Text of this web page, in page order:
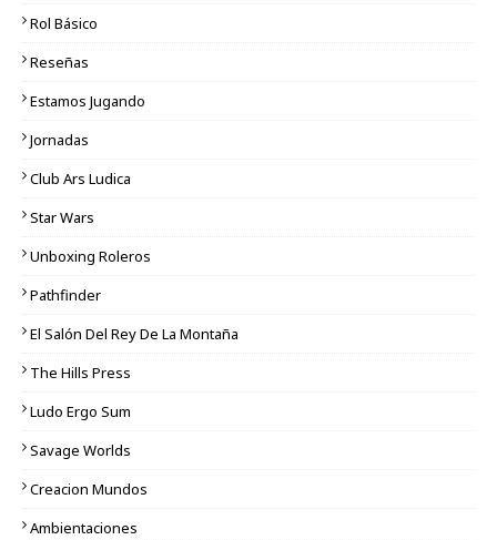
Rol Básico
Reseñas
Estamos Jugando
Jornadas
Club Ars Ludica
Star Wars
Unboxing Roleros
Pathfinder
El Salón Del Rey De La Montaña
The Hills Press
Ludo Ergo Sum
Savage Worlds
Creacion Mundos
Ambientaciones